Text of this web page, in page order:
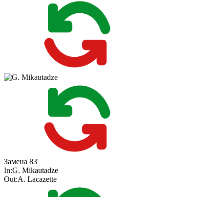
Замена 83'
In:G. Mikautadze
Out:A. Lacazette